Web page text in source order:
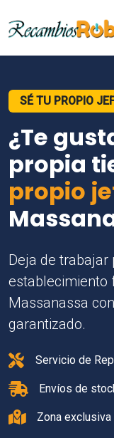
SÉ TU PROPIO
¿Te
propia
propio
Deja de trabajar
establecimiento
Massanassa
garantizado.
Servicio de
Envíos de
Zona